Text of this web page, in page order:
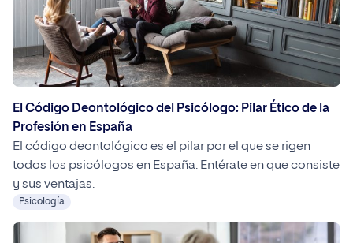
puedes enfocarte en las otras […]
El Código Deontológico del Psicólogo: Pilar Ético de la
Profesión en España
El código deontológico es el pilar por el que se rigen
todos los psicólogos en España. Entérate en que consiste
y sus ventajas.
Psicología